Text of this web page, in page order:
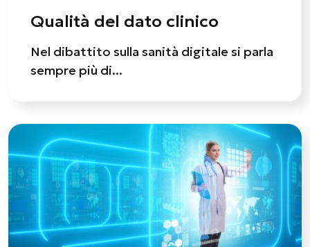
Qualità del dato clinico
Nel dibattito sulla sanità digitale si parla
sempre più di...